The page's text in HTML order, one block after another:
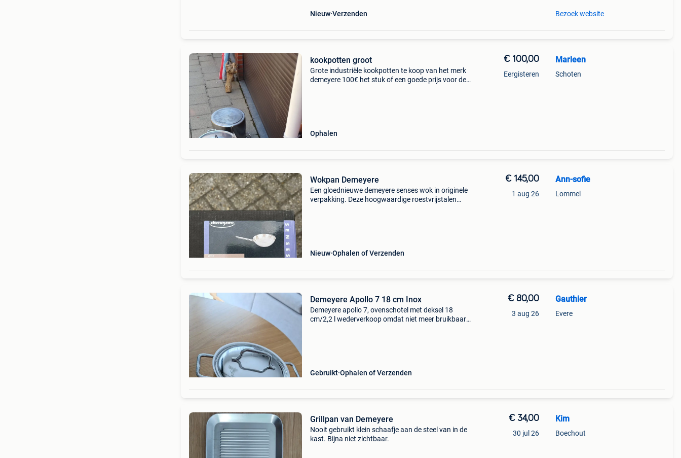
Nieuw Verzenden Bezoek website
kookpotten groot
Grote industriële kookpotten te koop van het merk
demeyere 100€ het stuk of een goede prijs voor de
Ophalen
€ 100,00
Eergisteren
Marleen
Schoten
Wokpan Demeyere
Een gloednieuwe demeyere senses wok in originele
verpakking. Deze hoogwaardige roestvrijstalen
Nieuw Ophalen of Verzenden
€ 145,00
1 aug 26
Ann-sofie
Lommel
Demeyere Apollo 7 18 cm Inox
Demeyere apollo 7, ovenschotel met deksel 18
cm/2,2 l wederverkoop omdat niet meer bruikbaar,
Gebruikt Ophalen of Verzenden
€ 80,00
3 aug 26
Gauthier
Evere
Grillpan van Demeyere
Nooit gebruikt klein schaafje aan de steel van in de
kast. Bijna niet zichtbaar.
€ 34,00
30 jul 26
Kim
Boechout